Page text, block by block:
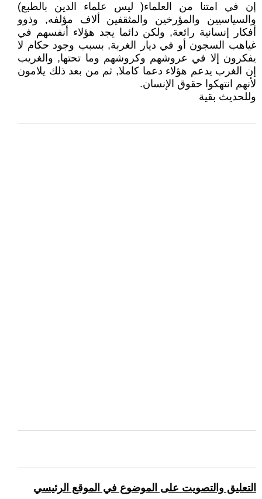
إن في امتنا من العلماء( ليس علماء الدين بالطبع)
والسياسيين والمؤرخين والمثقفين ألاف مؤلفه, وذوو
أفكار إنسانية رائعة, ولكن دائما يجد هؤلاء أنفسهم في
غياهب السجون أو في ديار الغربة, بسبب وجود حكام لا
يفكرون إلا في عروشهم وكروشهم وما تحتها, والغريب
إن الغرب يدعم هؤلاء دعما كاملا, ثم من بعد ذلك يلامون
لأنهم انتهكوا حقوق الإنسان.
وللحديث بقية
التعليق والتصويت على الموضوع في الموقع الرئيسي